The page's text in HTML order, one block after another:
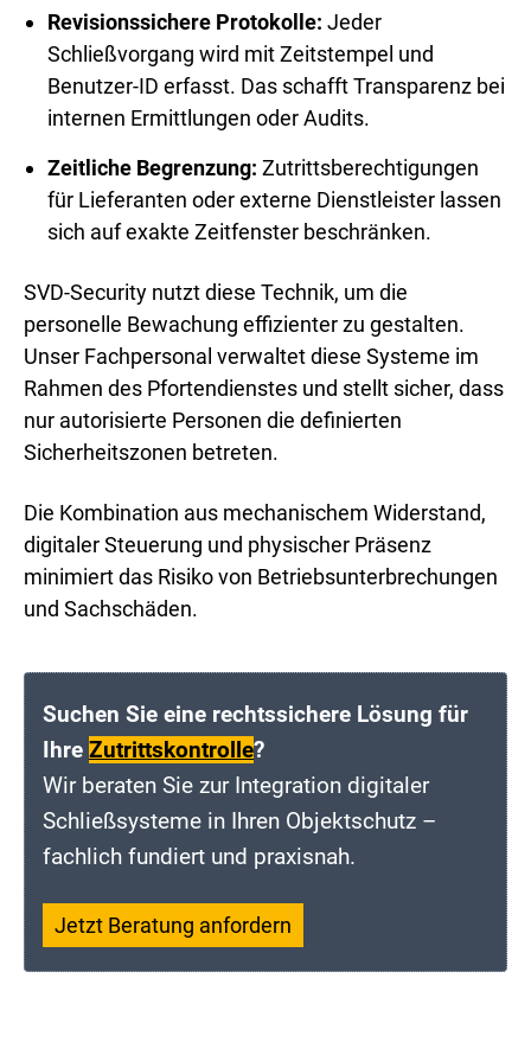
Revisionssichere Protokolle: Jeder
Schließvorgang wird mit Zeitstempel und
Benutzer-ID erfasst. Das schafft Transparenz bei
internen Ermittlungen oder Audits.
Zeitliche Begrenzung: Zutrittsberechtigungen
für Lieferanten oder externe Dienstleister lassen
sich auf exakte Zeitfenster beschränken.
SVD-Security nutzt diese Technik, um die
personelle Bewachung effizienter zu gestalten.
Unser Fachpersonal verwaltet diese Systeme im
Rahmen des Pfortendienstes und stellt sicher, dass
nur autorisierte Personen die definierten
Sicherheitszonen betreten.
Die Kombination aus mechanischem Widerstand,
digitaler Steuerung und physischer Präsenz
minimiert das Risiko von Betriebsunterbrechungen
und Sachschäden.
Suchen Sie eine rechtssichere Lösung für
Ihre Zutrittskontrolle?
Wir beraten Sie zur Integration digitaler
Schließsysteme in Ihren Objektschutz –
fachlich fundiert und praxisnah.
Jetzt Beratung anfordern